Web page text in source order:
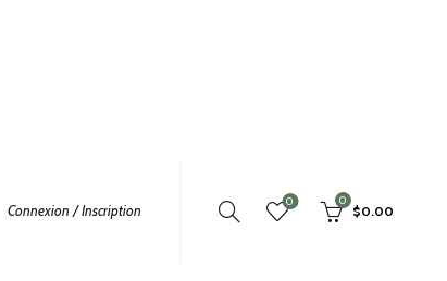
Connexion / Inscription
0 0
$0.00